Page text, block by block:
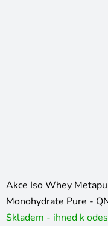
Akce Iso Whey
Monohydrate Pure -
Skladem - ihned k